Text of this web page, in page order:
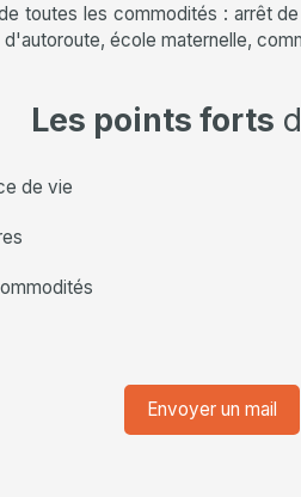
toutes les commodités : arrêt
école maternelle,
Les points forts
de vie
Envoyer un mail